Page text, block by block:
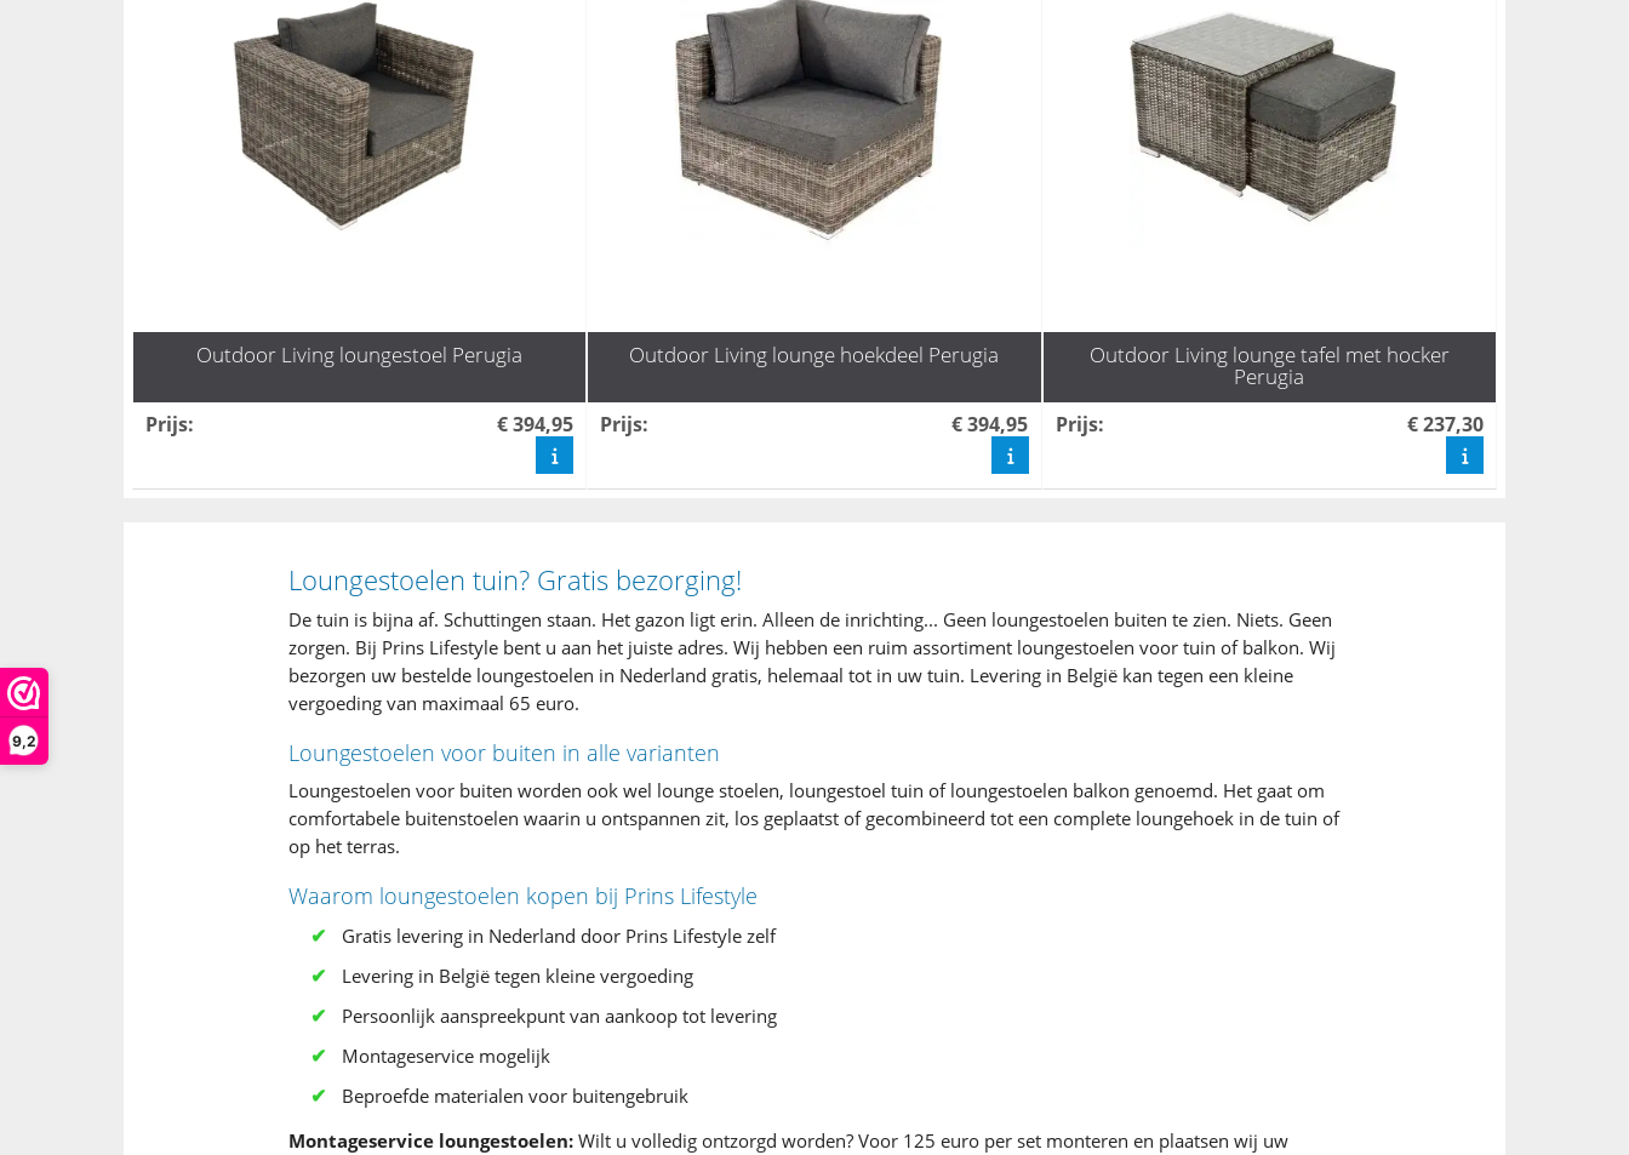
9,2
Outdoor Living loungestoel Perugia
Prijs: € 394,95
Outdoor Living lounge hoekdeel Perugia
Prijs: € 394,95
Outdoor Living lounge tafel met hocker
Perugia
Prijs: € 237,30
Loungestoelen tuin? Gratis bezorging!
De tuin is bijna af. Schuttingen staan. Het gazon ligt erin. Alleen de inrichting... Geen loungestoelen buiten te zien. Niets. Geen
zorgen. Bij Prins Lifestyle bent u aan het juiste adres. Wij hebben een ruim assortiment loungestoelen voor tuin of balkon. Wij
bezorgen uw bestelde loungestoelen in Nederland gratis, helemaal tot in uw tuin. Levering in België kan tegen een kleine
vergoeding van maximaal 65 euro.
Loungestoelen voor buiten in alle varianten
Loungestoelen voor buiten worden ook wel lounge stoelen, loungestoel tuin of loungestoelen balkon genoemd. Het gaat om
comfortabele buitenstoelen waarin u ontspannen zit, los geplaatst of gecombineerd tot een complete loungehoek in de tuin of
op het terras.
Waarom loungestoelen kopen bij Prins Lifestyle
Gratis levering in Nederland door Prins Lifestyle zelf
Levering in België tegen kleine vergoeding
Persoonlijk aanspreekpunt van aankoop tot levering
Montageservice mogelijk
Beproefde materialen voor buitengebruik
Montageservice loungestoelen: Wilt u volledig ontzorgd worden? Voor 125 euro per set monteren en plaatsen wij uw